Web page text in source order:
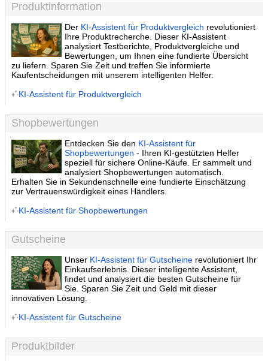
Produktinformation
Der KI-Assistent für Produktvergleich revolutioniert
Ihre Produktrecherche. Dieser KI-Assistent
analysiert Testberichte, Produktvergleiche und
Bewertungen, um Ihnen eine fundierte Übersicht
zu liefern. Sparen Sie Zeit und treffen Sie informierte
Kaufentscheidungen mit unserem intelligenten Helfer.
KI-Assistent für Produktvergleich
Shopbewertungen
Entdecken Sie den KI-Assistent für
Shopbewertungen - Ihren KI-gestützten Helfer
speziell für sichere Online-Käufe. Er sammelt und
analysiert Shopbewertungen automatisch.
Erhalten Sie in Sekundenschnelle eine fundierte Einschätzung
zur Vertrauenswürdigkeit eines Händlers.
KI-Assistent für Shopbewertungen
Gutscheine
Unser KI-Assistent für Gutscheine revolutioniert Ihr
Einkaufserlebnis. Dieser intelligente Assistent,
findet und analysiert die besten Gutscheine für
Sie. Sparen Sie Zeit und Geld mit dieser
innovativen Lösung.
KI-Assistent für Gutscheine
Produktbilder